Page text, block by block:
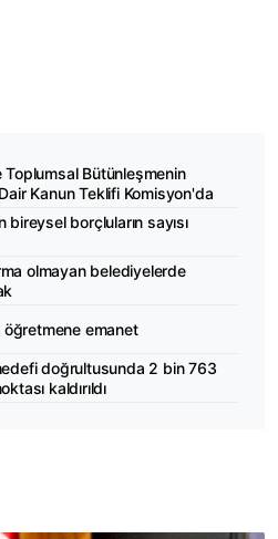
Toplumsal Bütünleşmenin
Kanun Teklifi Komisyon'da
borçluların sayısı
olmayan belediyelerde
emanet
doğrultusunda 2 bin 763
kaldırıldı